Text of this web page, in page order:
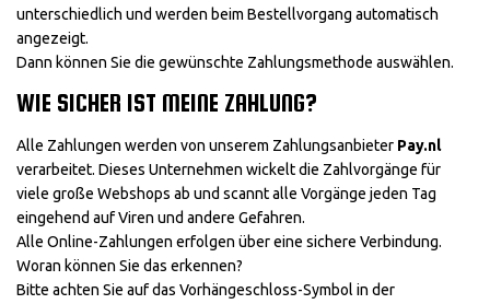
unterschiedlich und werden beim Bestellvorgang automatisch
angezeigt.
Dann können Sie die gewünschte Zahlungsmethode auswählen.
WIE SICHER IST MEINE ZAHLUNG?
Alle Zahlungen werden von unserem Zahlungsanbieter Pay.nl
verarbeitet. Dieses Unternehmen wickelt die Zahlvorgänge für
viele große Webshops ab und scannt alle Vorgänge jeden Tag
eingehend auf Viren und andere Gefahren.
Alle Online-Zahlungen erfolgen über eine sichere Verbindung.
Woran können Sie das erkennen?
Bitte achten Sie auf das Vorhängeschloss-Symbol in der